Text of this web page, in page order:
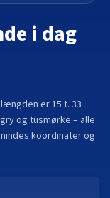
i dag
er15 t. 33
og tusmørke – alle
s koordinater og